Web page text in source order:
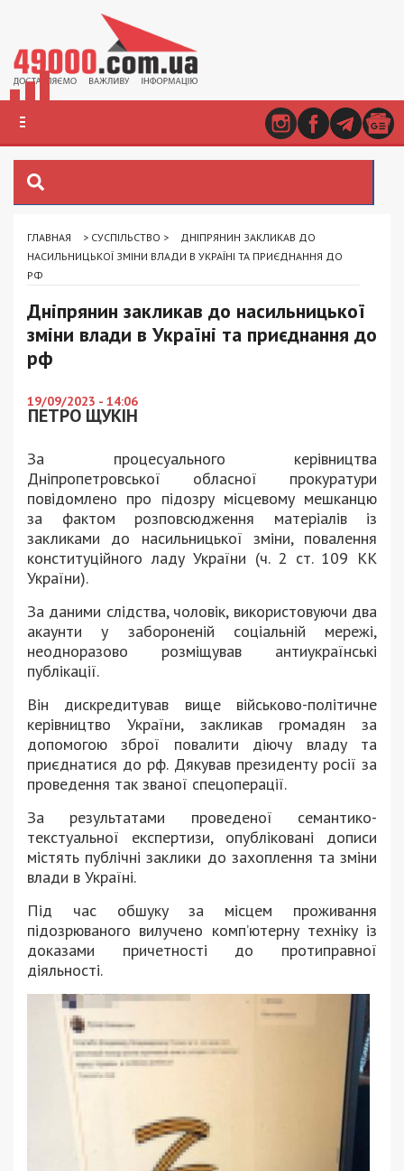
ГЛАВНАЯ > СУСПІЛЬСТВО >
ДНІПРЯНИН ЗАКЛИКАВ ДО
НАСИЛЬНИЦЬКОЇ ЗМІНИ ВЛАДИ В УКРАЇНІ ТА ПРИЄДНАННЯ ДО
РФ
Дніпрянин закликав до насильницької
зміни влади в Україні та приєднання до
рф
19/09/2023 - 14:06
ПЕТРО ЩУКІН
За процесуального керівництва
Дніпропетровської обласної прокуратури
повідомлено про підозру місцевому мешканцю
за фактом розповсюдження матеріалів із
закликами до насильницької зміни, повалення
конституційного ладу України (ч. 2 ст. 109 КК
України).
За даними слідства, чоловік, використовуючи два
акаунти у забороненій соціальній мережі,
неодноразово розміщував антиукраїнські
публікації.
Він дискредитував вище військово-політичне
керівництво України, закликав громадян за
допомогою зброї повалити діючу владу та
приєднатися до рф. Дякував президенту росії за
проведення так званої спецоперації.
За результатами проведеної семантико-
текстуальної експертизи, опубліковані дописи
містять публічні заклики до захоплення та зміни
влади в Україні.
Під час обшуку за місцем проживання
підозрюваного вилучено комп’ютерну техніку із
доказами причетності до протиправної
діяльності.